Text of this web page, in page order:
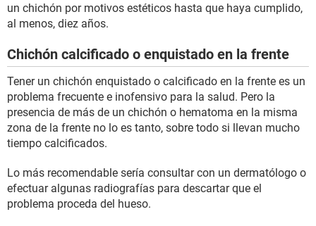
un chichón por motivos estéticos hasta que haya cumplido,
al menos, diez años.
Chichón calcificado o enquistado en la frente
Tener un chichón enquistado o calcificado en la frente es un
problema frecuente e inofensivo para la salud. Pero la
presencia de más de un chichón o hematoma en la misma
zona de la frente no lo es tanto, sobre todo si llevan mucho
tiempo calcificados.
Lo más recomendable sería consultar con un dermatólogo o
efectuar algunas radiografías para descartar que el
problema proceda del hueso.